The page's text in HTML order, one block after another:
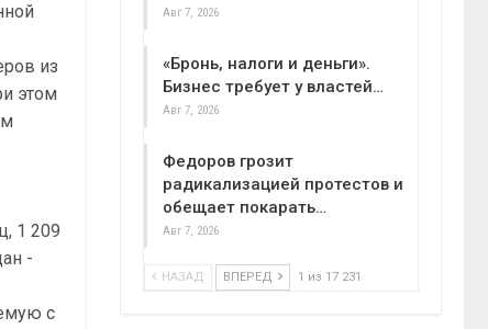
из
этом
1 209
-
с
Авг 7, 2026
«Бронь, налоги и деньги».
Бизнес требует у властей…
Авг 7, 2026
Федоров грозит
радикализацией протестов и
обещает покарать…
Авг 7, 2026
НАЗАД ВПЕРЕД 1 из 17 231